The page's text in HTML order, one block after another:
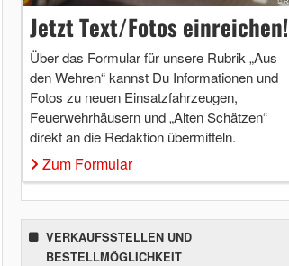
Jetzt Text/Fotos einreichen!
Über das Formular für unsere Rubrik „Aus
den Wehren“ kannst Du Informationen und
Fotos zu neuen Einsatzfahrzeugen,
Feuerwehrhäusern und „Alten Schätzen“
direkt an die Redaktion übermitteln.
Zum Formular
VERKAUFSSTELLEN UND
BESTELLMÖGLICHKEIT